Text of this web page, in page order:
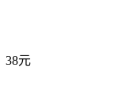
38元